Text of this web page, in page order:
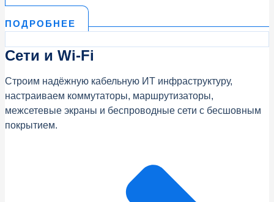
ПОДРОБНЕЕ
Сети и Wi‑Fi
Строим надёжную кабельную ИТ инфраструктуру,
настраиваем коммутаторы, маршрутизаторы,
межсетевые экраны и беспроводные сети с бесшовным
покрытием.